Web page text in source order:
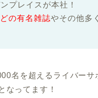
プレイスが本社！
の有名雑誌やその他多
名を超えるライバー
なってます！